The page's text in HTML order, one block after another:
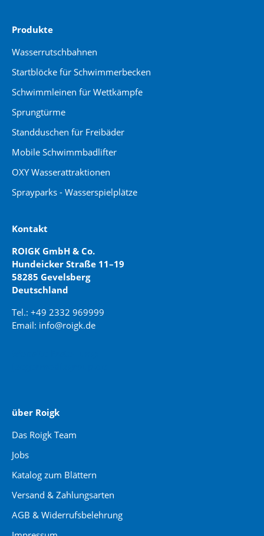
Produkte
Wasserrutschbahnen
Startblöcke für Schwimmerbecken
Schwimmleinen für Wettkämpfe
Sprungtürme
Standduschen für Freibäder
Mobile Schwimmbadlifter
OXY Wasserattraktionen
Sprayparks - Wasserspielplätze
Kontakt
ROIGK GmbH & Co.
Hundeicker Straße 11–19
58285 Gevelsberg
Deutschland
Tel.: +49 2332 969999
Email: info@roigk.de
über Roigk
Das Roigk Team
Jobs
Katalog zum Blättern
Versand & Zahlungsarten
AGB & Widerrufsbelehrung